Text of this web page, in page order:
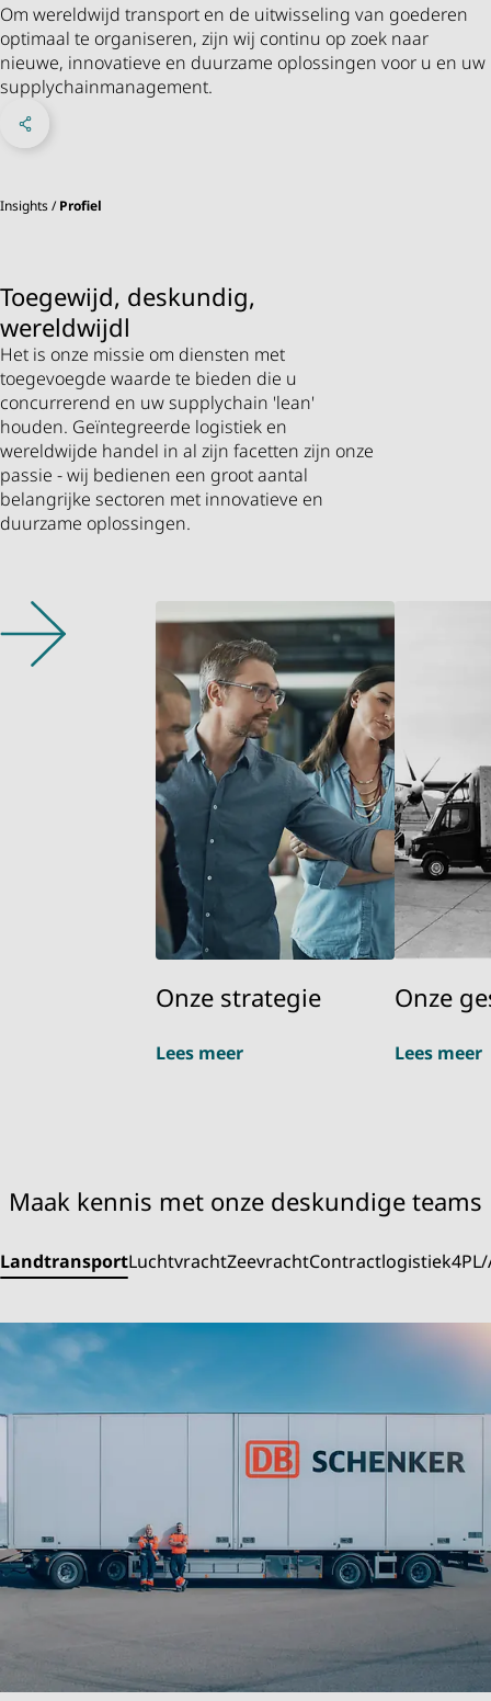
Om wereldwijd transport en de uitwisseling van goederen
optimaal te organiseren, zijn wij continu op zoek naar
nieuwe, innovatieve en duurzame oplossingen voor u en uw
supplychainmanagement.
Menu sociale netwerken
Insights Profiel
Toegewijd, deskundig,
wereldwijdl
Het is onze missie om diensten met
toegevoegde waarde te bieden die u
concurrerend en uw supplychain 'lean'
houden. Geïntegreerde logistiek en
wereldwijde handel in al zijn facetten zijn onze
passie - wij bedienen een groot aantal
belangrijke sectoren met innovatieve en
duurzame oplossingen.
Onze strategie
Lees meer
Onze
Lees meer
Maak kennis met onze deskundige teams
LandtransportLuchtvrachtZeevrachtContractlogistiek